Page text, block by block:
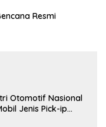
Resmi
Otomotif Nasional
Jenis Pick-ip